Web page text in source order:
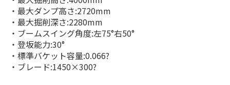
・最大ダンプ高さ:2720mm
・最大掘削深さ:2280mm
・ブームスイング角度:左75°右50°
・登坂能力:30°
・標準バケット容量:0.066?
・ブレード:1450×300?